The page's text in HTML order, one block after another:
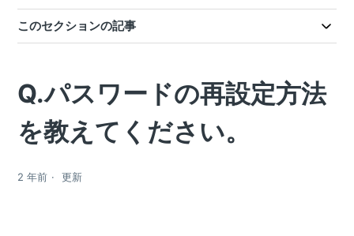
このセクションの記事
Q.パスワードの再設定方法
を教えてください。
2 年前 更新